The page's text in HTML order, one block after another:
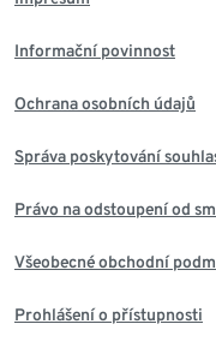
Informační povinnost
Ochrana osobních údajů
Správa poskytování
Právo na odstoupení od
Všeobecné obchodní
Prohlášení o přístupnosti